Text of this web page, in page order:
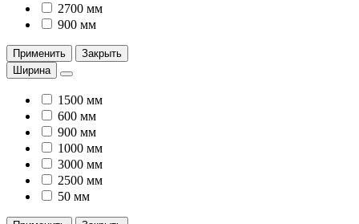
2700 мм
900 мм
Применить
Закрыть
Ширина
1500 мм
600 мм
900 мм
1000 мм
3000 мм
2500 мм
50 мм